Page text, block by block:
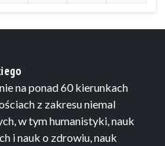
na ponad 60 kierunkach
z zakresu niemal
w tym humanistyki, nauk
i nauk o zdrowiu, nauk